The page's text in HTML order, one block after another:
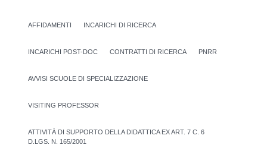
AFFIDAMENTI INCARICHI DI RICERCA
INCARICHI POST-DOC CONTRATTI DI RICERCA PNRR
AVVISI SCUOLE DI SPECIALIZZAZIONE
VISITING PROFESSOR
ATTIVITÀ DI SUPPORTO DELLA DIDATTICA EX ART. 7 C. 6
D.LGS. N. 165/2001